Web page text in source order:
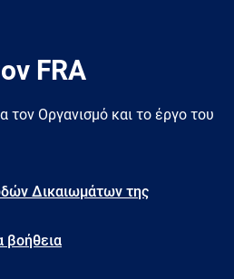
FRA
τον Oργανισμό και το έργο του
Δικαιωμάτων της
βοήθεια